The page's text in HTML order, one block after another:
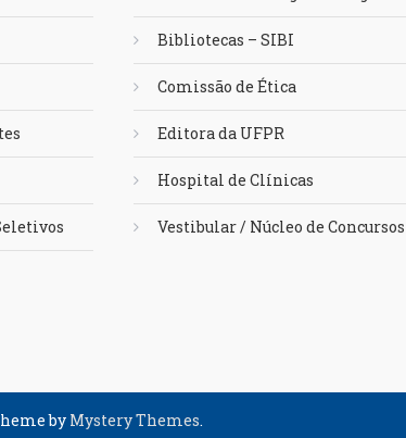
Bibliotecas – SIBI
Comissão de Ética
Editora da UFPR
Hospital de Clínicas
Vestibular / Núcleo de Concursos
by Mystery Themes.